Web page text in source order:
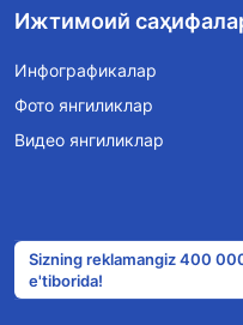
Ижтимоий
Инфографикалар
Фото янгиликлар
Видео янгиликлар
Sizning reklamangiz 400
e'tiborida!